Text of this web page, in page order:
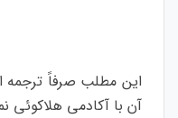
این مطلب صرفاً ترجمه
آن با آکادمی هلاکوئی